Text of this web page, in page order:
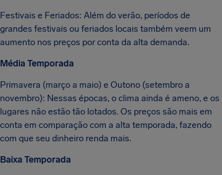
Festivais e Feriados: Além do verão, períodos de
grandes festivais ou feriados locais também veem um
aumento nos preços por conta da alta demanda.
Média Temporada
Primavera (março a maio) e Outono (setembro a
novembro): Nessas épocas, o clima ainda é ameno, e os
lugares não estão tão lotados. Os preços são mais em
conta em comparação com a alta temporada, fazendo
com que seu dinheiro renda mais.
Baixa Temporada